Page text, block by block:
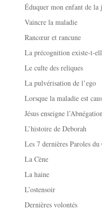
Éduquer mon enfant de la
Vaincre la maladie
Rancœur et rancune
La précognition existe-t-
Le culte des reliques
La pulvérisation de l’ego
Lorsque la maladie est
Jésus enseigne
L’histoire de Deborah
Les 7 dernières Paroles
La Cène
La haine
L’ostensoir
Dernières volontés